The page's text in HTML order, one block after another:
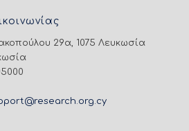
29α, 1075 Λευκωσία